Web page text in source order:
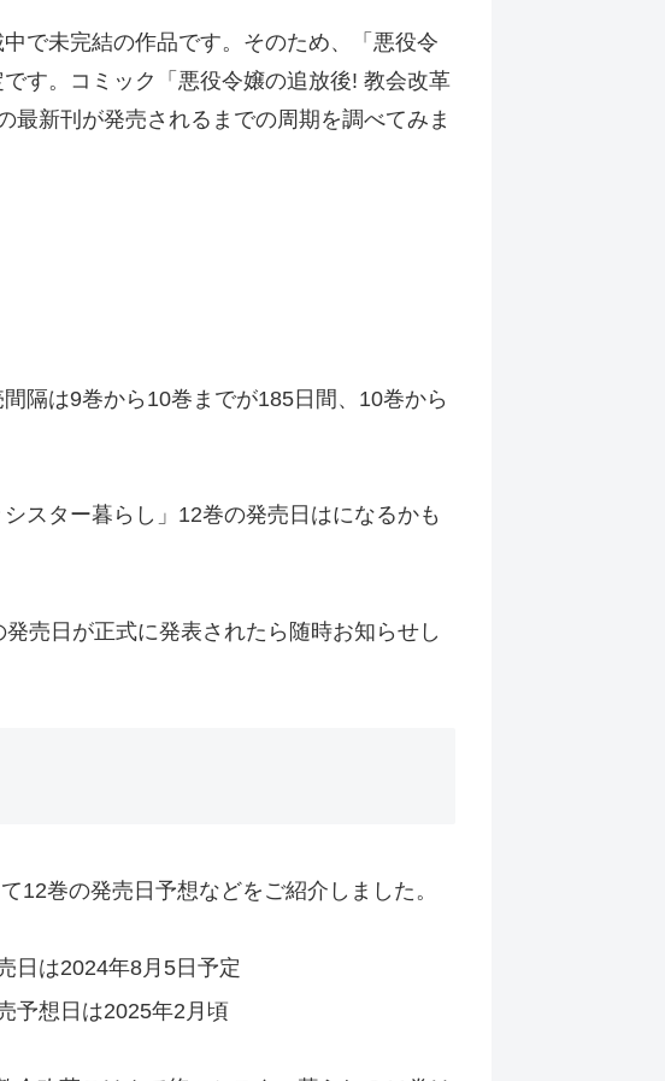
で未完結の作品です。そのため、「悪役令
す。コミック「悪役令嬢の追放後! 教会改革
最新刊が発売されるまでの周期を調べてみま
隔は9巻から10巻までが185日間、10巻から
スター暮らし」12巻の発売日はになるかも
売日が正式に発表されたら随時お知らせし
12巻の発売日予想などをご紹介しました。
日は2024年8月5日予定
予想日は2025年2月頃